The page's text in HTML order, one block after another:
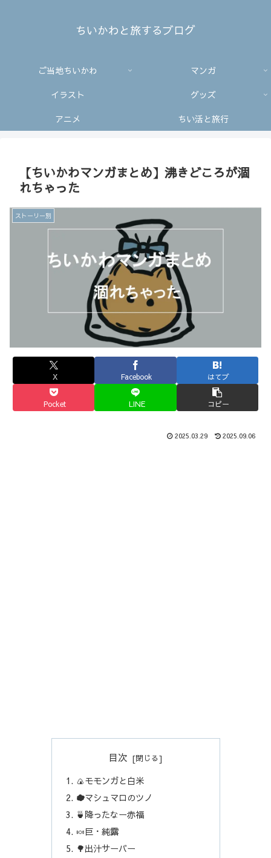
ちいかわと旅するブログ
ご当地ちいかわ
マンガ
イラスト
グッズ
アニメ
ちい活と旅行
【ちいかわマンガまとめ】沸きどころが涸
れちゃった
ストーリー別
X Facebook はてブ
Pocket LINE コピー
2025.03.29 2025.09.06
目次
🍙モモンガと白米
☁️マシュマロのツノ
🍵降ったなー赤福
🍬巨・純露
🌳出汁サーバー